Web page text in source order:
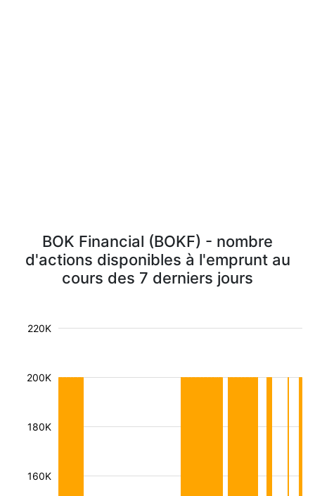
BOK Financial (BOKF) - nombre
d'actions disponibles à l'emprunt au
cours des 7 derniers jours
160K
180K
200K
220K